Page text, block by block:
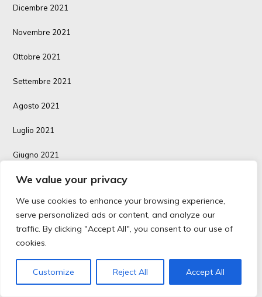
We value your privacy
We use cookies to enhance your browsing experience,
serve personalized ads or content, and analyze our
traffic. By clicking "Accept All", you consent to our use of
cookies.
Customize Reject All Accept All
Dicembre 2021
Novembre 2021
Ottobre 2021
Settembre 2021
Agosto 2021
Luglio 2021
Giugno 2021
Maggio 2021
Aprile 2021
Marzo 2021
Gennaio 2021